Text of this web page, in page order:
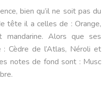
bien qu’il ne soit pas du
tête il a celles de : Orange,
mandarine. Alors que ses
Cèdre de l’Atlas, Néroli et
notes de fond sont : Musc